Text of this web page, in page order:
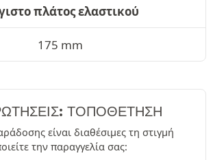
πλάτος ελαστικού
175 mm
ΤΟΠΟΘΕΤΗΣΗ
είναι διαθέσιμες τη στιγμή
την παραγγελία σας: